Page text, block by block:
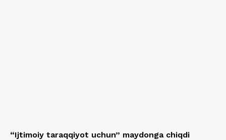
“Ijtimoiy taraqqiyot uchun” maydonga chiqdi